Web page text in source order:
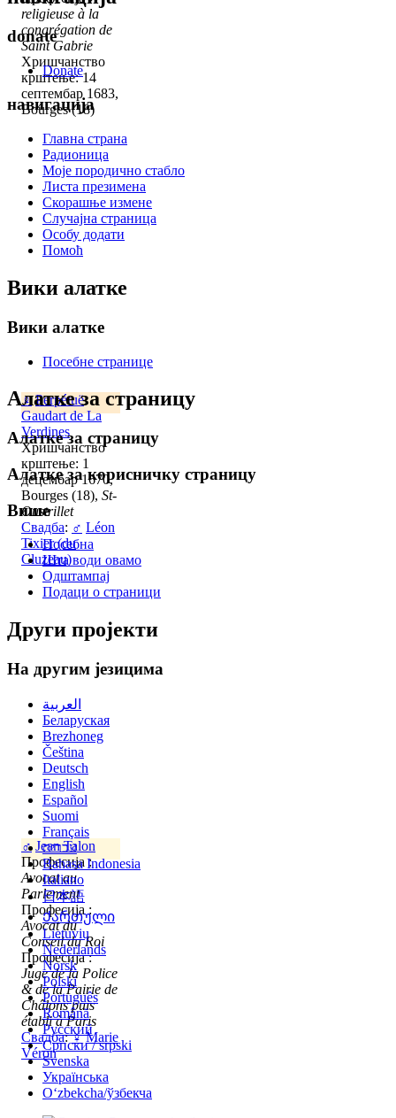
religieuse à la
congrégation de
Saint Gabrie
Хришчанство
крштење: 14
септембар 1683,
Bourges (18)
♀ Perpétuë
Gaudart de La
Verdines
Хришчанство
крштење: 1
децембар 1670,
Bourges (18), St-
Oustrillet
Свадба: ♂ Léon
Tixier (du
Cluzeau)
♂ Jean Talon
Професија :
Avocat au
Parlement
Професија :
Avocat du
Conseil du Roi
Професија :
Juge de la Police
& de la Pairie de
Châlons puis
établi à Paris
Свадба:♀ Marie
Véron
donate
Donate
навигација
Главна страна
Радионица
Моје породично стабло
Листа презимена
Скорашње измене
Случајна страница
Особу додати
Помоћ
Вики алатке
Вики алатке
Посебне странице
Алатке за страницу
Алатке за страницу
Алатке за корисничку страницу
Више
Посебна
Шта води овамо
Одштампај
Подаци о страници
Други пројекти
На другим језицима
العربية
Беларуская
Brezhoneg
Čeština
Deutsch
English
Español
Suomi
Français
עברית
Bahasa Indonesia
Italiano
日本語
Ქართული
Lietuvių
Nederlands
Norsk
Polski
Português
Română
Русский
Српски / srpski
Svenska
Українська
Oʻzbekcha/ўзбекча